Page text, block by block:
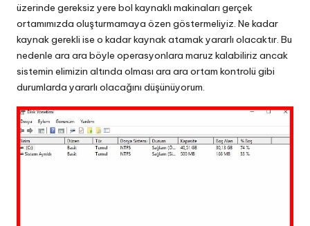
üzerinde gereksiz yere bol kaynaklı makinaları gerçek
ortamımızda oluşturmamaya özen göstermeliyiz. Ne kadar
kaynak gerekli ise o kadar kaynak atamak yararlı olacaktır. Bu
nedenle ara ara böyle operasyonlara maruz kalabiliriz ancak
sistemin elimizin altında olması ara ara ortam kontrolü gibi
durumlarda yararlı olacağını düşünüyorum.